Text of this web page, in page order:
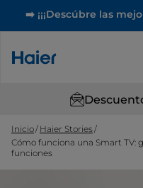
➡️ ¡¡¡Descúbre las
Inicio Haier Stories
Cómo funciona una Smart TV:
funciones